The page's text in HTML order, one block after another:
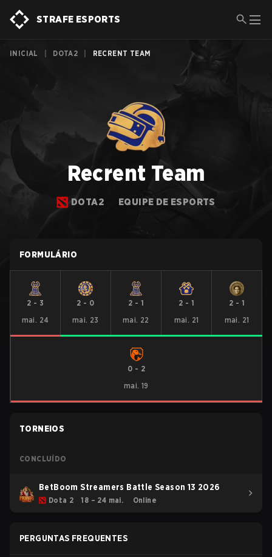
STRAFE ESPORTS
INICIAL DOTA2 RECRENT TEAM
Recrent Team
DOTA2 EQUIPE DE ESPORTS
FORMULÁRIO
2 - 3
mai. 24
2 - 0
mai. 23
2 - 1
mai. 22
2 - 1
mai. 21
2 - 1
mai. 21
0 - 2
mai. 19
TORNEIOS
CONCLUÍDO
BetBoom Streamers Battle Season 13 2026
Dota 2 18 – 24 mai. Online
PERGUNTAS FREQUENTES